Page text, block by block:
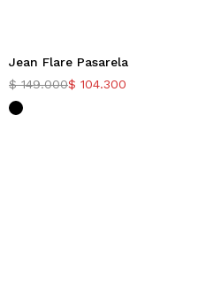
-30%
Jean Flare Pasarela
$149.000$ 104.300